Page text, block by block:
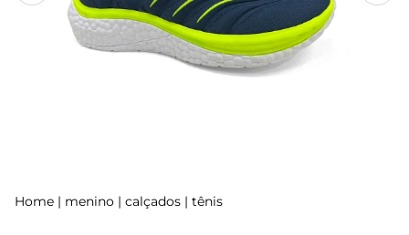
Home | menino | calçados | tênis